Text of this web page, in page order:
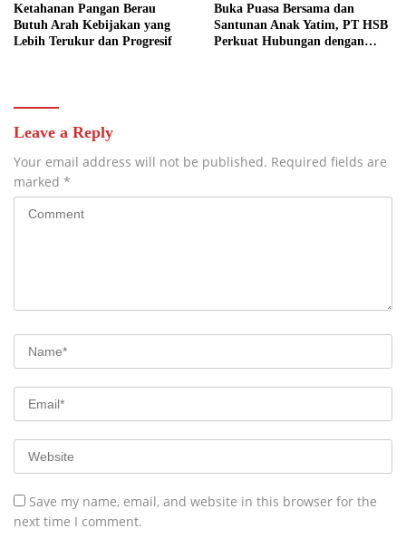
Ketahanan Pangan Berau
Butuh Arah Kebijakan yang
Lebih Terukur dan Progresif
Buka Puasa Bersama dan
Santunan Anak Yatim, PT HSB
Perkuat Hubungan dengan
Leave a Reply
Your email address will not be published. Required fields are
marked *
Save my name, email, and website in this browser for the
next time I comment.